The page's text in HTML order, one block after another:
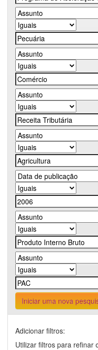
Iniciar uma nova
Adicionar filtros:
Utilizar filtros para refinar